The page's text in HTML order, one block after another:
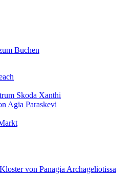
Buchen
Skoda Xanthi
Agia Paraskevi
von Panagia Archageliotissa